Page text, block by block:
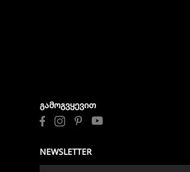
ᲒᲐᲛᲝᲒᲕᲧᲔᲕᲘᲗ
NEWSLETTER